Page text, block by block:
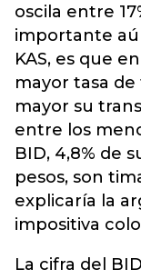
oscila entre
importante
KAS, es que
mayor tasa
mayor su
entre los
BID, 4,8% de
pesos, son
explicaría la
impositiva
La cifra del